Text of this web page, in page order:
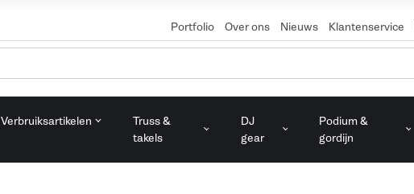
Portfolio Over ons Nieuws Klantenservice
Verbruiksartikelen
Truss &
takels
DJ
gear
Podium &
gordijn